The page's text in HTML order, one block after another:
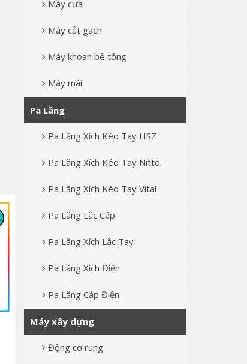
Tời Đa Năng KDJ 750-
1500/100m/3.5kw/380V
5.040.000 đ
1000/100m/3.0kw/220V
Máy cưa
Máy cắt gạch
Máy khoan bê tông
Máy mài
Pa Lăng
Pa Lăng Xích Kéo Tay HSZ
Pa Lăng Xích Kéo Tay Nitto
Pa Lăng Xích Kéo Tay Vital
Pa Lăng Lắc Cáp
Pa Lăng Xích Lắc Tay
Pa Lăng Xích Điện
Pa Lăng Cáp Điện
Máy xây dựng
Động cơ rung